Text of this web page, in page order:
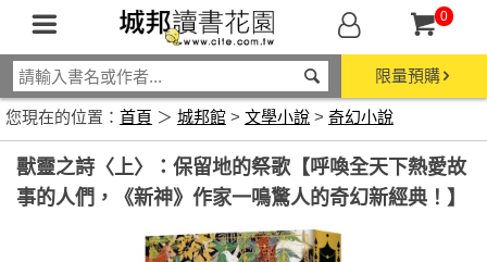
0
限量預購
您現在的位置： 首頁 ＞ 城邦館 > 文學小說 > 奇幻小說
獸靈之詩〈上〉：保留地的祭歌【呼喚全天下熱愛故
事的人們，《新神》作家一鳴驚人的奇幻新經典！】